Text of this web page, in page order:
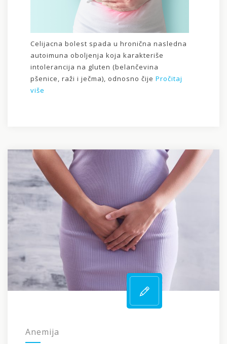
Celijacna bolest spada u hronična nasledna
autoimuna oboljenja koja karakteriše
intolerancija na gluten (belančevina
pšenice, raži i ječma), odnosno čije Pročitaj
više
Anemija